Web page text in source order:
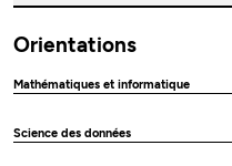
Orientations
Mathématiques et informatique
Science des données